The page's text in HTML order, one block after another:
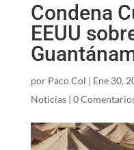
Condena
EEUU
por Paco Col | Ene 30,
Noticias| 0